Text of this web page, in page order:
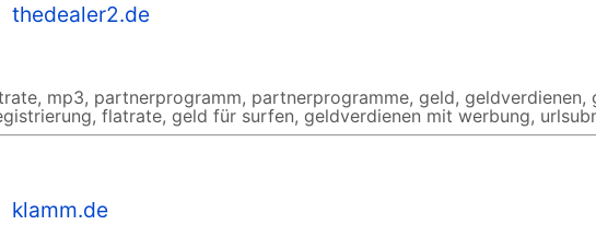
thedealer2.de
mp3, partnerprogramm, partnerprogramme, geld, geldverdienen,
flatrate, geld für surfen, geldverdienen mit werbung,
klamm.de